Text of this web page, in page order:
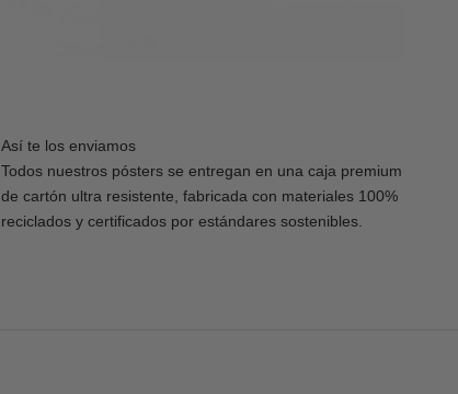
Así te los enviamos
Todos nuestros pósters se entregan en una caja premium
de cartón ultra resistente, fabricada con materiales 100%
reciclados y certificados por estándares sostenibles.